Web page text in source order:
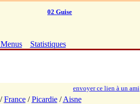
02 Guise
Statistiques
envoyer ce lien à un ami
/France/Picardie/Aisne